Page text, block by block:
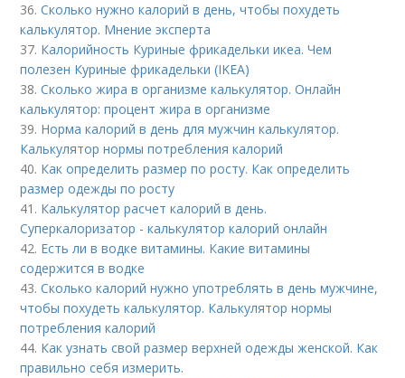
36.Сколько нужно калорий в день, чтобы похудеть
калькулятор. Мнение эксперта
37. Калорийность Куриные фрикадельки икеа. Чем
полезен Куриные фрикадельки (IKEA)
38.Сколько жира в организме калькулятор. Онлайн
калькулятор: процент жира в организме
39. Норма калорий в день для мужчин калькулятор.
Калькулятор нормы потребления калорий
40. Как определить размер по росту. Как определить
размер одежды по росту
41. Калькулятор расчет калорий в день.
Суперкалоризатор - калькулятор калорий онлайн
42. Есть ли в водке витамины. Какие витамины
содержится в водке
43.Сколько калорий нужно употреблять в день мужчине,
чтобы похудеть калькулятор. Калькулятор нормы
потребления калорий
44. Как узнать свой размер верхней одежды женской. Как
правильно себя измерить.